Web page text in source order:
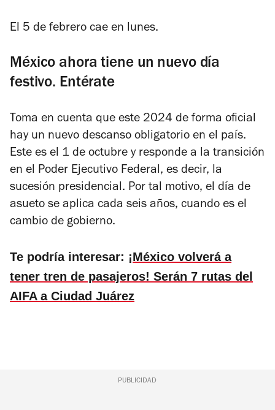
El 5 de febrero cae en lunes.
México ahora tiene un nuevo día
festivo. Entérate
Toma en cuenta que este 2024 de forma oficial
hay un nuevo descanso obligatorio en el país.
Este es el 1 de octubre y responde a la transición
en el Poder Ejecutivo Federal, es decir, la
sucesión presidencial. Por tal motivo, el día de
asueto se aplica cada seis años, cuando es el
cambio de gobierno.
Te podría interesar: ¡México volverá a
tener tren de pasajeros! Serán 7 rutas del
AIFA a Ciudad Juárez
PUBLICIDAD